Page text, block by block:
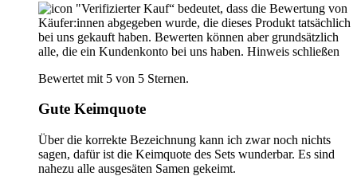
"Verifizierter Kauf“ bedeutet, dass die Bewertung von
Käufer:innen abgegeben wurde, die dieses Produkt tatsächlich
bei uns gekauft haben. Bewerten können aber grundsätzlich
alle, die ein Kundenkonto bei uns haben. Hinweis schließen
Bewertet mit 5 von 5 Sternen.
Gute Keimquote
Über die korrekte Bezeichnung kann ich zwar noch nichts
sagen, dafür ist die Keimquote des Sets wunderbar. Es sind
nahezu alle ausgesäten Samen gekeimt.